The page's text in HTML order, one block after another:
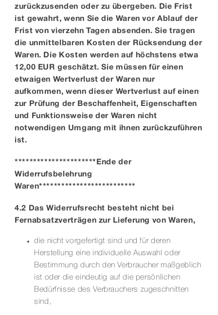
zurückzusenden oder zu übergeben. Die Frist
ist gewahrt, wenn Sie die Waren vor Ablauf der
Frist von vierzehn Tagen absenden. Sie tragen
die unmittelbaren Kosten der Rücksendung der
Waren. Die Kosten werden auf höchstens etwa
12,00 EUR geschätzt. Sie müssen für einen
etwaigen Wertverlust der Waren nur
aufkommen, wenn dieser Wertverlust auf einen
zur Prüfung der Beschaffenheit, Eigenschaften
und Funktionsweise der Waren nicht
notwendigen Umgang mit ihnen zurückzuführen
ist.
**********************Ende der
Widerrufsbelehrung
Waren**************************
4.2 Das Widerrufsrecht besteht nicht bei
Fernabsatzverträgen zur Lieferung von Waren,
die nicht vorgefertigt sind und für deren
Herstellung eine individuelle Auswahl oder
Bestimmung durch den Verbraucher maßgeblich
ist oder die eindeutig auf die persönlichen
Bedürfnisse des Verbrauchers zugeschnitten
sind,